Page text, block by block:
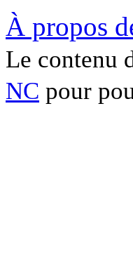
À propos
Le contenu
NC pour